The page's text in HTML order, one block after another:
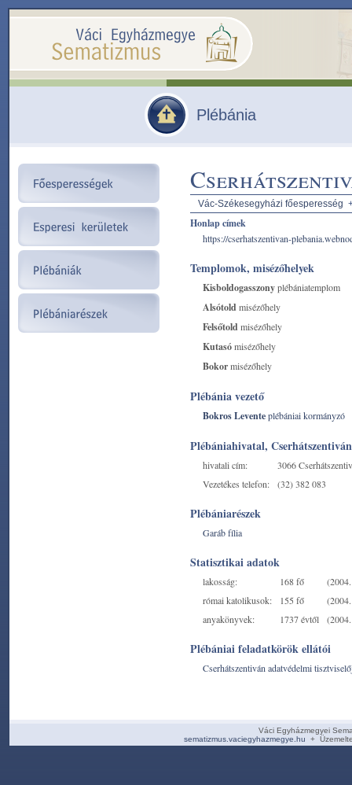
Plébánia
Vác-Székesegyházi főesperesség
Honlap címek
https://cserhatszentivan-
Templomok, misézőhelyek
Kisboldogasszonyplébániatemplom
Alsótoldmisézőhely
Felsőtoldmisézőhely
Kutasómisézőhely
Bokormisézőhely
Plébánia vezető
Bokros Leventeplébániai kormányzó
Plébániahivatal, Cserhátszentiván
hivatali cím:
3066
Vezetékes telefon:
(32) 382 083
Plébániarészek
Garáb fília
Statisztikai adatok
lakosság: 168 fő
római katolikusok:
155 fő
anyakönyvek:
1737 évtől
Plébániai feladatkörök ellátói
Cserhátszentiván adatvédelmi
Váci Egyházmegyei
sematizmus.vaciegyhazmegye.hu +